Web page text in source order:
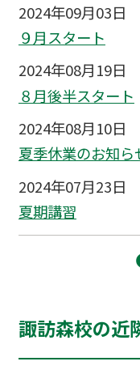
2024年09月03日
９月スタート
2024年08月19日
８月後半スタート
2024年08月10日
夏季休業のお知ら
2024年07月23日
夏期講習
諏訪森校の近